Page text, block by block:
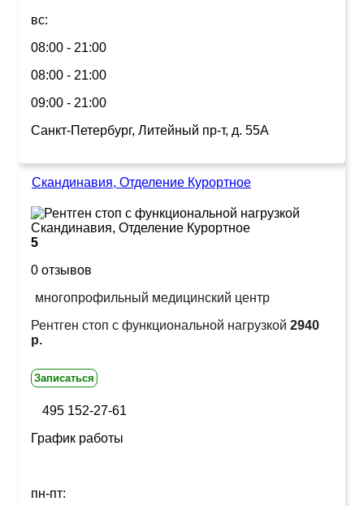
вс:
08:00 - 21:00
08:00 - 21:00
09:00 - 21:00
Санкт-Петербург, Литейный пр-т, д. 55А
Скандинавия, Отделение Курортное
5
0 отзывов
многопрофильный медицинский центр
Рентген стоп с функциональной нагрузкой 2940
р.
Записаться
495 152-27-61
График работы
пн-пт: